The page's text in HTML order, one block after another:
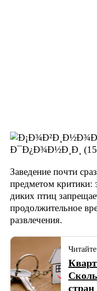
Заведение почти
предметом критики:
диких птиц
продолжительное
развлечения.